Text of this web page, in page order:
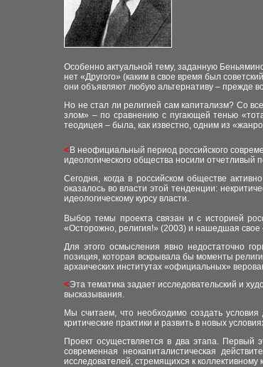
Особенно актуальной тему, заданную
нет «Другого» (каким в свое время был
они объявляют любую альтернативу – прежде
Но не стал ли религией сам капитализм? Со
злом» – по сравнению с пугающей тенью
теодицея – была, как известно, одним из
< В неофициальный период российского
идеологического общества носили
Сегодня, когда в российском обществе
оказалось во власти этой тенденции:
идеологическому курсу власти.
Выбор темы проекта связан и с историей
«Осторожно, религия!» (2003) и нашедшая свое
Для этого осмысления явно недостаточно
позиция, которая вскрывала бы моменты
архаических институтах «официальных»
<Эта тематика задает исследовательский и
высказывания.
Мы считаем, что необходимо создать условия
критические практики и развить в новых
Проект осуществляется в два этапа. Первый
современная неокапиталистическая
исследователей, стремящихся к коллективному